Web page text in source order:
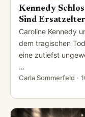
Kennedy
Sind
Caroline Kennedy
dem tragischen
eine zutiefst
…
Carla Sommerfeld ·